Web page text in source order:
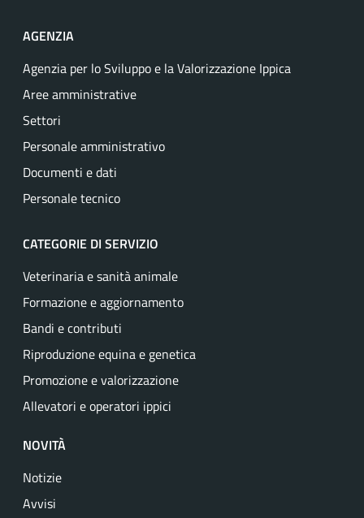
AGENZIA
Agenzia per lo Sviluppo e la Valorizzazione Ippica
Aree amministrative
Settori
Personale amministrativo
Documenti e dati
Personale tecnico
CATEGORIE DI SERVIZIO
Veterinaria e sanità animale
Formazione e aggiornamento
Bandi e contributi
Riproduzione equina e genetica
Promozione e valorizzazione
Allevatori e operatori ippici
NOVITÀ
Notizie
Avvisi